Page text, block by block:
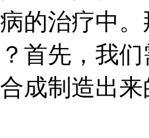
的治疗中
首先，我
成制造出